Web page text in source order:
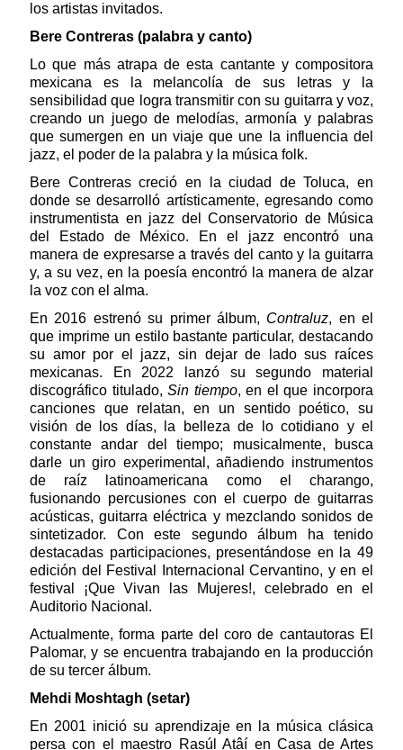
los artistas invitados.
Bere Contreras (palabra y canto)
Lo que más atrapa de esta cantante y compositora
mexicana es la melancolía de sus letras y la
sensibilidad que logra transmitir con su guitarra y voz,
creando un juego de melodías, armonía y palabras
que sumergen en un viaje que une la influencia del
jazz, el poder de la palabra y la música folk.
Bere Contreras creció en la ciudad de Toluca, en
donde se desarrolló artísticamente, egresando como
instrumentista en jazz del Conservatorio de Música
del Estado de México. En el jazz encontró una
manera de expresarse a través del canto y la guitarra
y, a su vez, en la poesía encontró la manera de alzar
la voz con el alma.
En 2016 estrenó su primer álbum, Contraluz, en el
que imprime un estilo bastante particular, destacando
su amor por el jazz, sin dejar de lado sus raíces
mexicanas. En 2022 lanzó su segundo material
discográfico titulado,Sin tiempo, en el que incorpora
canciones que relatan, en un sentido poético, su
visión de los días, la belleza de lo cotidiano y el
constante andar del tiempo; musicalmente, busca
darle un giro experimental, añadiendo instrumentos
de raíz latinoamericana como el charango,
fusionando percusiones con el cuerpo de guitarras
acústicas, guitarra eléctrica y mezclando sonidos de
sintetizador. Con este segundo álbum ha tenido
destacadas participaciones, presentándose en la 49
edición del Festival Internacional Cervantino, y en el
festival ¡Que Vivan las Mujeres!, celebrado en el
Auditorio Nacional.
Actualmente, forma parte del coro de cantautoras El
Palomar, y se encuentra trabajando en la producción
de su tercer álbum.
Mehdi Moshtagh (setar)
En 2001 inició su aprendizaje en la música clásica
persa con el maestro Rasúl Atâí en Casa de Artes